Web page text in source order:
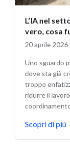
L’IA nel
vero, cosa
20 aprile 2026
Uno sguardo
dove sta già
troppo
ridurre il
Scopri di più